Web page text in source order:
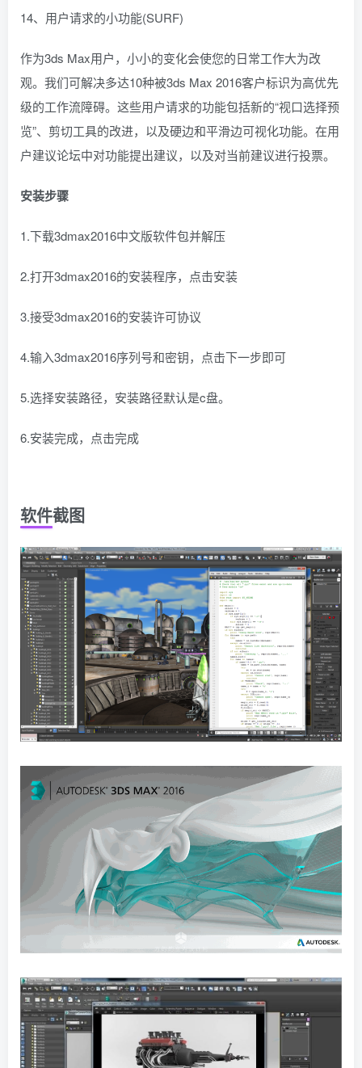
14、用户请求的小功能(SURF)
作为3ds Max用户，小小的变化会使您的日常工作大为改
观。我们可解决多达10种被3ds Max 2016客户标识为高优先
级的工作流障碍。这些用户请求的功能包括新的“视口选择预
览”、剪切工具的改进，以及硬边和平滑边可视化功能。在用
户建议论坛中对功能提出建议，以及对当前建议进行投票。
安装步骤
1.下载3dmax2016中文版软件包并解压
2.打开3dmax2016的安装程序，点击安装
3.接受3dmax2016的安装许可协议
4.输入3dmax2016序列号和密钥，点击下一步即可
5.选择安装路径，安装路径默认是c盘。
6.安装完成，点击完成
软件截图